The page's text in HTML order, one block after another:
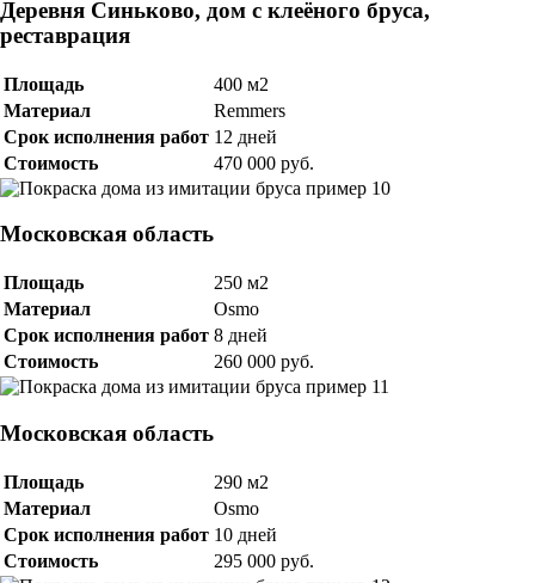
Деревня Синьково, дом с клеёного бруса,
реставрация
Площадь
400 м2
Материал
Remmers
Срок исполнения работ 12 дней
Стоимость
470 000 руб.
Московская область
Площадь
250 м2
Материал
Osmo
Срок исполнения работ 8 дней
Стоимость
260 000 руб.
Московская область
Площадь
290 м2
Материал
Osmo
Срок исполнения работ 10 дней
Стоимость
295 000 руб.